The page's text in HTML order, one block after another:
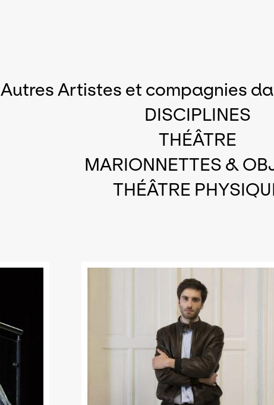
Autres Artistes et compagnies
DISCIPLINES
THÉÂTRE
MARIONNETTES &
THÉÂTRE